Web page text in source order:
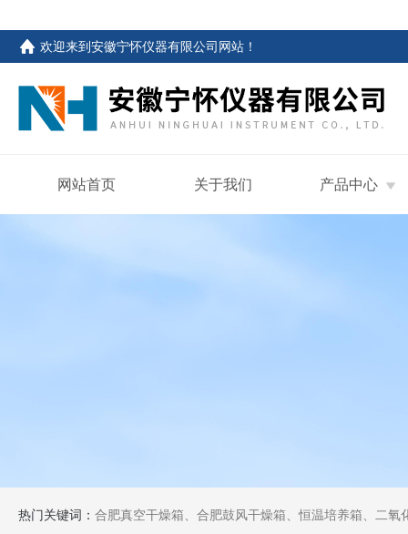
欢迎来到安徽宁怀仪器有限公司网站 ！
网站首页 关于我们 产品中心
热门关键词： 合肥真空干燥箱、合肥鼓风干燥箱、恒温培养箱、二氧化碳培养箱、恒温